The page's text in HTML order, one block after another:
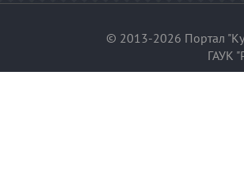
© 2013-2026 Портал
ГАУК